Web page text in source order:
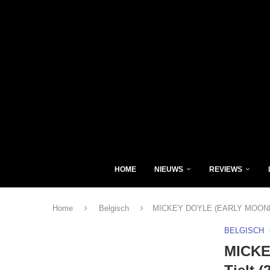
HOME NIEUWS REVIEWS
Home Belgisch MICKEY DOYLE (EARLY
BELGISCH